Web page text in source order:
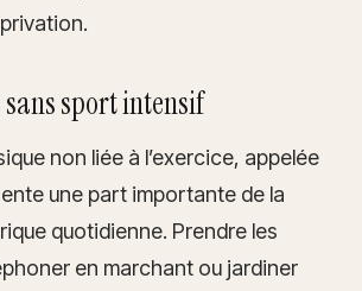
sport intensif
non liée à l’exercice, appelée
une part importante de la
quotidienne. Prendre les
en marchant ou jardiner